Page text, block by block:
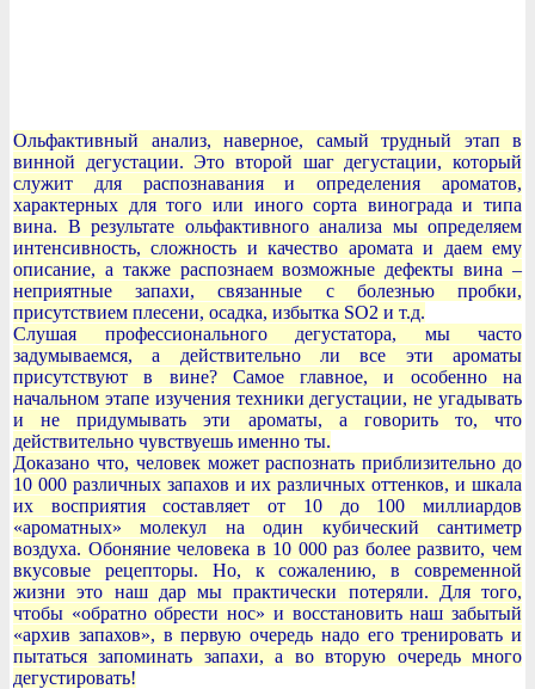
Ольфактивный анализ, наверное, самый трудный этап в
винной дегустации. Это второй шаг дегустации, который
служит для распознавания и определения ароматов,
характерных для того или иного cорта винограда и типа
вина. В результате ольфактивного анализа мы определяем
интенсивность, сложность и качество аромата и даем ему
описание, а также распознаем возможные дефекты вина –
неприятные запахи, связанные с болезнью пробки,
присутствием плесени, осадка, избытка SO2 и т.д.
Слушая профессионального дегустатора, мы часто
задумываемся, а действительно ли все эти ароматы
присутствуют в вине? Самое главное, и особенно на
начальном этапе изучения техники дегустации, не угадывать
и не придумывать эти ароматы, а говорить то, что
действительно чувствуешь именно ты.
Доказано что, человек может распознать приблизительно до
10 000 различных запахов и их различных оттенков, и шкала
их восприятия составляет от 10 до 100 миллиардов
«ароматных» молекул на один кубический сантиметр
воздуха. Обоняние человека в 10 000 раз более развито, чем
вкусовые рецепторы. Но, к сожалению, в современной
жизни это наш дар мы практически потеряли. Для того,
чтобы «обратно обрести нос» и восстановить наш забытый
«архив запахов», в первую очередь надо его тренировать и
пытаться запоминать запахи, а во вторую очередь много
дегустировать!